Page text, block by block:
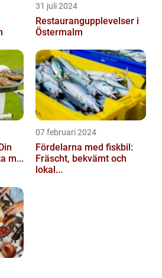
31 juli 2024
Restaurangupplevelser i
Östermalm
m...
07 februari 2024
Fördelarna med fiskbil:
Fräscht, bekvämt och
lokal...